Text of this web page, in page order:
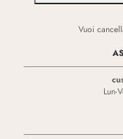
Vuoi
Lun-